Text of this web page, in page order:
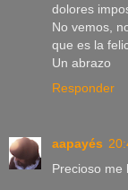
dolores
No vemos,
que es la
Un abrazo
Responder
aapayés
Precioso me